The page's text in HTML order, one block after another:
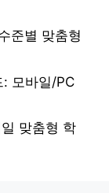
준별 맞춤형
: 모바일/PC
맞춤형 학